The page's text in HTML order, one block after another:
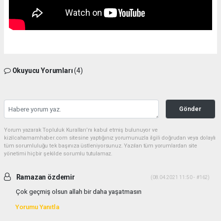
Okuyucu Yorumları(4)
Gönder
Yorum yazarak Topluluk Kuralları’nı kabul etmiş bulunuyor ve
kizilcahamamhaber.com sitesine yaptığınız yorumunuzla ilgili doğrudan veya dolaylı
tüm sorumluluğu tek başınıza üstleniyorsunuz. Yazılan tüm yorumlardan site
yönetimi hiçbir şekilde sorumlu tutulamaz.
Ramazan özdemir (08.04.2021 11:50 - #162)
Çok geçmiş olsun allah bir daha yaşatmasın
Yorumu Yanıtla